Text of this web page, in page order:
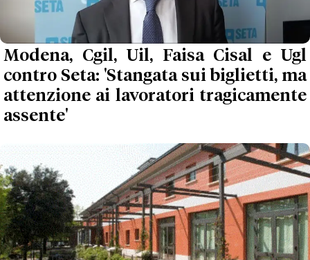
Modena, Cgil, Uil, Faisa Cisal e Ugl
contro Seta: 'Stangata sui biglietti, ma
attenzione ai lavoratori tragicamente
assente'